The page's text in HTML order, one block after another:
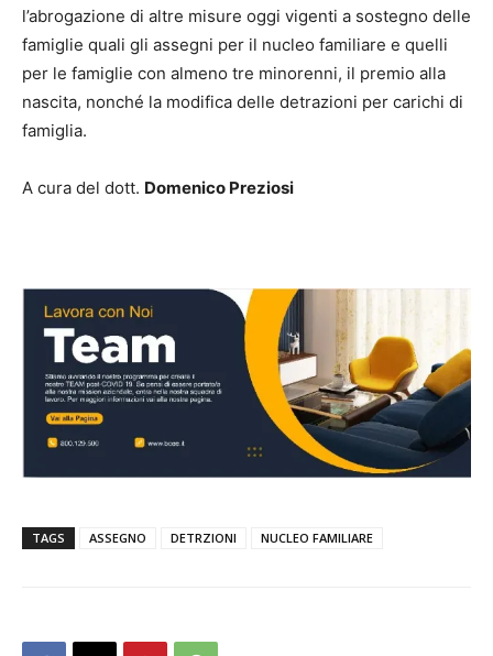
l’abrogazione di altre misure oggi vigenti a sostegno delle
famiglie quali gli assegni per il nucleo familiare e quelli
per le famiglie con almeno tre minorenni, il premio alla
nascita, nonché la modifica delle detrazioni per carichi di
famiglia.
A cura del dott. Domenico Preziosi
TAGS ASSEGNO DETRZIONI NUCLEO FAMILIARE